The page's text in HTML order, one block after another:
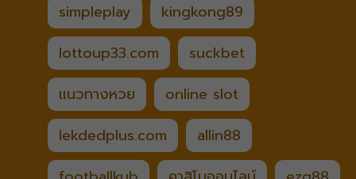
simpleplay
kingkong89
lottoup33.com
suckbet
แนวทางหวย
online slot
lekdedplus.com
allin88